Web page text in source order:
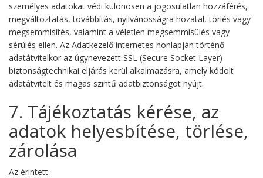
személyes adatokat védi különösen a jogosulatlan hozzáférés,
megváltoztatás, továbbítás, nyilvánosságra hozatal, törlés vagy
megsemmisítés, valamint a véletlen megsemmisülés vagy
sérülés ellen. Az Adatkezelő internetes honlapján történő
adatátvitelkor az úgynevezett SSL (Secure Socket Layer)
biztonságtechnikai eljárás kerül alkalmazásra, amely kódolt
adatátvitelt és magas szintű adatbiztonságot nyújt.
7. Tájékoztatás kérése, az
adatok helyesbítése, törlése,
zárolása
Az érintett